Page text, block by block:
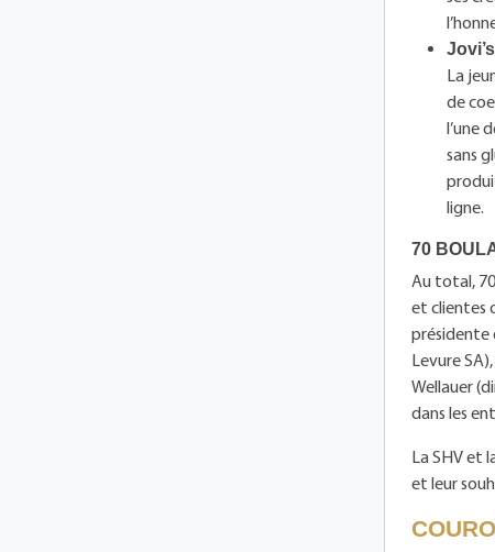
La
de
l’une
sans
ligne.
70
Au total,
et clientes
présidente
Levure
Wellauer
dans les
La SHV et
et leur